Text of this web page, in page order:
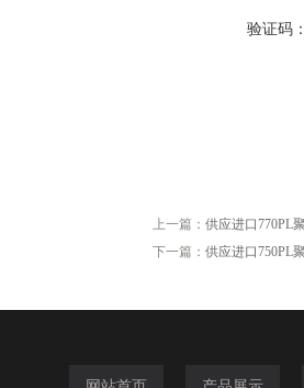
验证码
上一篇： 供应进口770PL
下一篇： 供应进口750PL